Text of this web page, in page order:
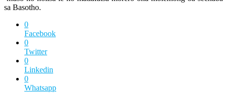
sa Basotho.
0
Facebook
0
Twitter
0
Linkedin
0
Whatsapp